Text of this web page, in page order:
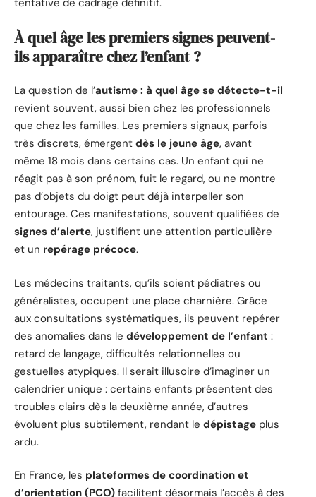
tentative de cadrage définitif.
À quel âge les premiers signes peuvent-
ils apparaître chez l’enfant ?
La question de l’autisme : à quel âge se détecte-t-il
revient souvent, aussi bien chez les professionnels
que chez les familles. Les premiers signaux, parfois
très discrets, émergent dès le jeune âge, avant
même 18 mois dans certains cas. Un enfant qui ne
réagit pas à son prénom, fuit le regard, ou ne montre
pas d’objets du doigt peut déjà interpeller son
entourage. Ces manifestations, souvent qualifiées de
signes d’alerte, justifient une attention particulière
et un repérage précoce.
Les médecins traitants, qu’ils soient pédiatres ou
généralistes, occupent une place charnière. Grâce
aux consultations systématiques, ils peuvent repérer
des anomalies dans le développement de l’enfant :
retard de langage, difficultés relationnelles ou
gestuelles atypiques. Il serait illusoire d’imaginer un
calendrier unique : certains enfants présentent des
troubles clairs dès la deuxième année, d’autres
évoluent plus subtilement, rendant le dépistage plus
ardu.
En France, les plateformes de coordination et
d’orientation (PCO) facilitent désormais l’accès à des